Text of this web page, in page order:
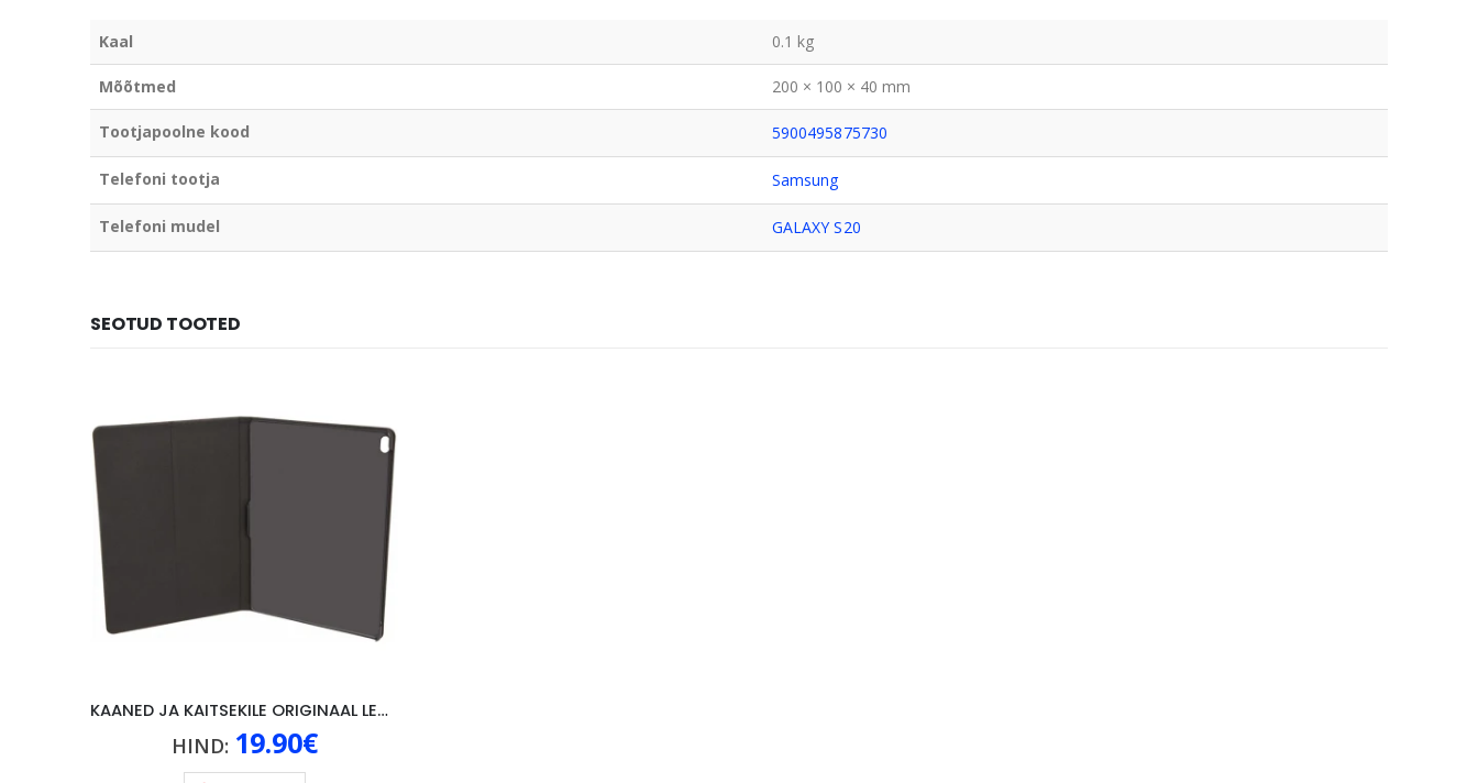
Kaal 0.1 kg
Mõõtmed 200 × 100 × 40 mm
Tootjapoolne kood 5900495875730
Telefoni tootja Samsung
Telefoni mudel GALAXY S20
SEOTUD TOOTED
KAANED JA KAITSEKILE ORIGINAAL LENOVO P10, MUST
HIND: 19.90€